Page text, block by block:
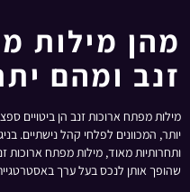
מהן מילות
זנב ומהם
מילות מפתח ארוכות זנב הן ביטויים
יותר, המכוונים לפלחי קהל נישתיים.
ותחרותיות מאוד, מילות מפתח ארוכות
שהופך אותן לנכס בעל ערך